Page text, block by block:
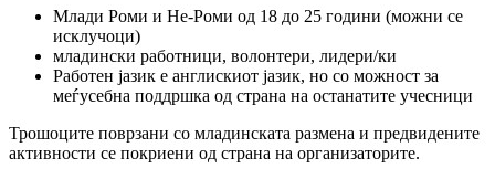
Млади Роми и Не-Роми од 18 до 25 години (можни се
исклучоци)
младински работници, волонтери, лидери/ки
Работен јазик е англискиот јазик, но со можност за
меѓусебна поддршка од страна на останатите учесници
Трошоците поврзани со младинската размена и предвидените
активности се покриени од страна на организаторите.